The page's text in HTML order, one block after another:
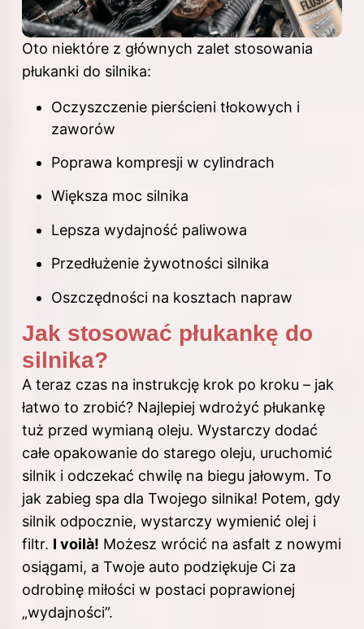
Oto niektóre z głównych zalet stosowania
płukanki do silnika:
Oczyszczenie pierścieni tłokowych i
zaworów
Poprawa kompresji w cylindrach
Większa moc silnika
Lepsza wydajność paliwowa
Przedłużenie żywotności silnika
Oszczędności na kosztach napraw
Jak stosować płukankę do
silnika?
A teraz czas na instrukcję krok po kroku – jak
łatwo to zrobić? Najlepiej wdrożyć płukankę
tuż przed wymianą oleju. Wystarczy dodać
całe opakowanie do starego oleju, uruchomić
silnik i odczekać chwilę na biegu jałowym. To
jak zabieg spa dla Twojego silnika! Potem, gdy
silnik odpocznie, wystarczy wymienić olej i
filtr. I voilà! Możesz wrócić na asfalt z nowymi
osiągami, a Twoje auto podziękuje Ci za
odrobinę miłości w postaci poprawionej
„wydajności”.